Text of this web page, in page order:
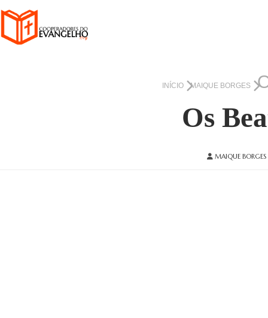
INÍCIO MAIQUE BORGES
Os
MAIQUE BORGES